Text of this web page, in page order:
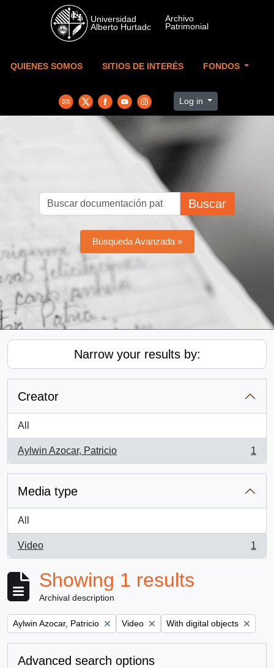
Skip to main content
QUIENES SOMOS SITIOS DE INTERÉS FONDOS
Log in
Buscar
Búsqueda Avanzada »
Narrow your results by:
Creator
All
Aylwin Azocar, Patricio
, 1 results
1
Media type
All
Video
, 1 results
1
Showing 1 results
Archival description
Remove filter:
Aylwin Azocar, Patricio Remove filter:
Video Remove filter:
With digital objects
Advanced search options